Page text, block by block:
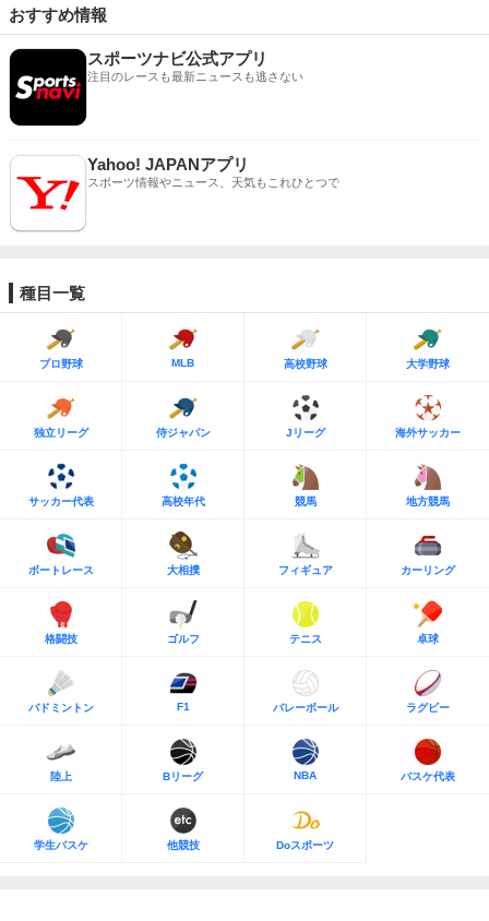
おすすめ情報
スポーツナビ公式アプリ
注目のレースも最新ニュースも逃さない
Yahoo! JAPANアプリ
スポーツ情報やニュース、天気もこれひとつで
種目一覧
プロ野球 MLB 高校野球 大学野球
独立リーグ 侍ジャパン Jリーグ 海外サッカー
サッカー代表 高校年代 競馬 地方競馬
ボートレース 大相撲 フィギュア カーリング
格闘技 ゴルフ テニス 卓球
バドミントン F1 バレーボール ラグビー
陸上 Bリーグ NBA バスケ代表
学生バスケ 他競技 Doスポーツ